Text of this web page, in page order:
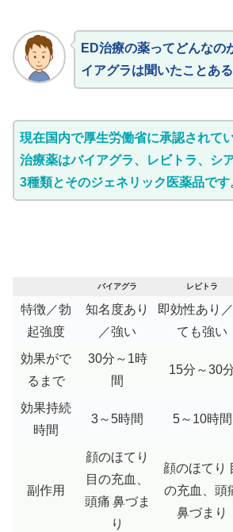
ED治療の薬ってどんなの
イアグラは聞いたことあ
現在国内で厚生労働省に承認されて
治療薬はバイアグラ、レビトラ、シ
3種類とそのジェネリック医薬品です
バイアグラ レビトラ
特徴／勃
起強度
知名度あり
／強い
即効性あり
ても強い
効果がで
るまで
30分～1時
間
15分～30
効果持続
時間
3～5時間 5～10時間
副作用
顔のほてり
目の充血、
頭痛 鼻づま
り
顔のほてり
の充血、頭
鼻づまり